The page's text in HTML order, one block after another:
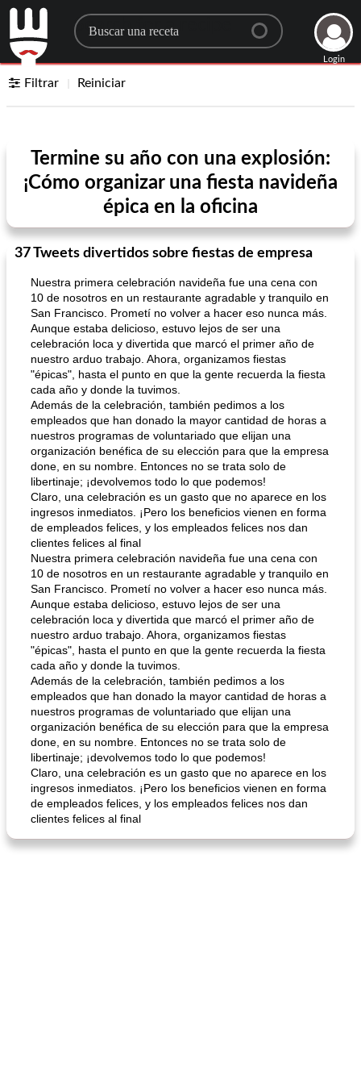
Search for a recipe
Login
Filtrar Reiniciar
Termine su año con una explosión:
¡Cómo organizar una fiesta navideña
épica en la oficina
37 Tweets divertidos sobre fiestas de empresa
Nuestra primera celebración navideña fue una cena con
10 de nosotros en un restaurante agradable y tranquilo en
San Francisco. Prometí no volver a hacer eso nunca más.
Aunque estaba delicioso, estuvo lejos de ser una
celebración loca y divertida que marcó el primer año de
nuestro arduo trabajo. Ahora, organizamos fiestas
"épicas", hasta el punto en que la gente recuerda la fiesta
cada año y donde la tuvimos.
Además de la celebración, también pedimos a los
empleados que han donado la mayor cantidad de horas a
nuestros programas de voluntariado que elijan una
organización benéfica de su elección para que la empresa
done, en su nombre. Entonces no se trata solo de
libertinaje; ¡devolvemos todo lo que podemos!
Claro, una celebración es un gasto que no aparece en los
ingresos inmediatos. ¡Pero los beneficios vienen en forma
de empleados felices, y los empleados felices nos dan
clientes felices al final
Nuestra primera celebración navideña fue una cena con
10 de nosotros en un restaurante agradable y tranquilo en
San Francisco. Prometí no volver a hacer eso nunca más.
Aunque estaba delicioso, estuvo lejos de ser una
celebración loca y divertida que marcó el primer año de
nuestro arduo trabajo. Ahora, organizamos fiestas
"épicas", hasta el punto en que la gente recuerda la fiesta
cada año y donde la tuvimos.
Además de la celebración, también pedimos a los
empleados que han donado la mayor cantidad de horas a
nuestros programas de voluntariado que elijan una
organización benéfica de su elección para que la empresa
done, en su nombre. Entonces no se trata solo de
libertinaje; ¡devolvemos todo lo que podemos!
Claro, una celebración es un gasto que no aparece en los
ingresos inmediatos. ¡Pero los beneficios vienen en forma
de empleados felices, y los empleados felices nos dan
clientes felices al final